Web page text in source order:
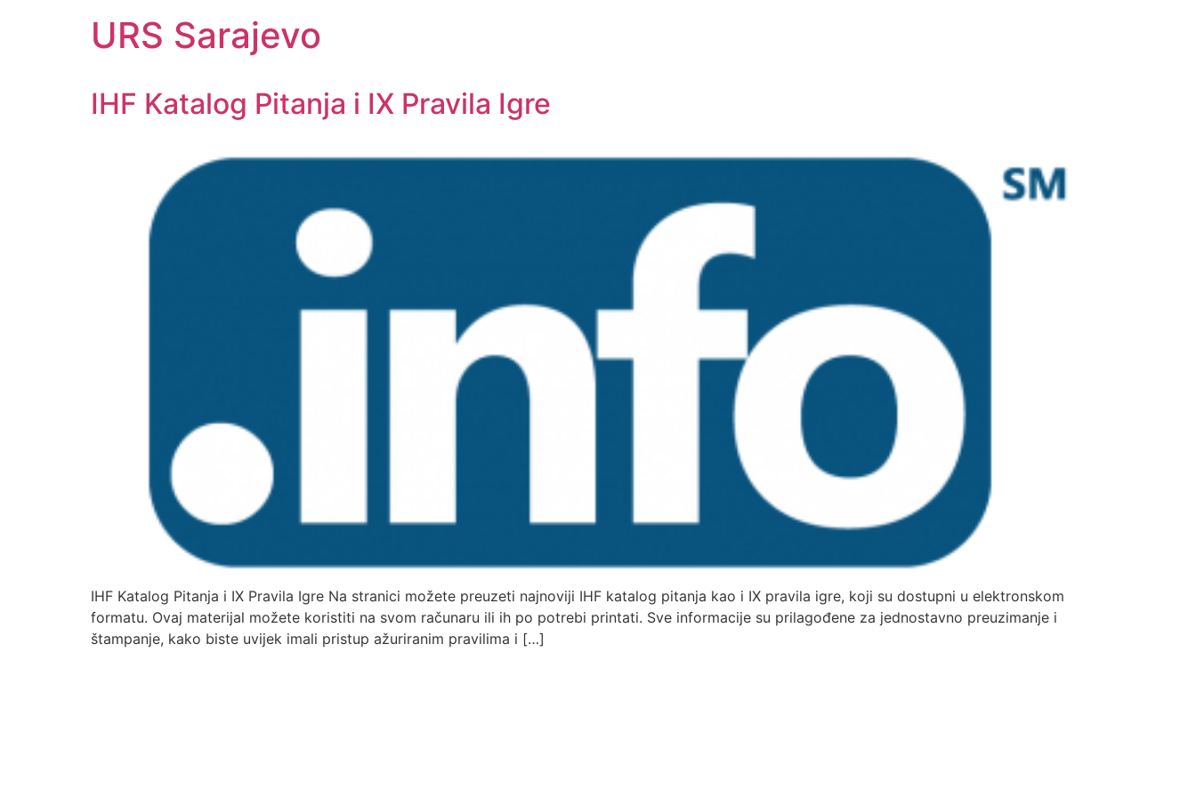
URS Sarajevo
IHF Katalog Pitanja i IX Pravila Igre
IHF Katalog Pitanja i IX Pravila Igre Na stranici možete preuzeti najnoviji IHF katalog pitanja kao i IX pravila igre, koji su dostupni u elektronskom
formatu. Ovaj materijal možete koristiti na svom računaru ili ih po potrebi printati. Sve informacije su prilagođene za jednostavno preuzimanje i
štampanje, kako biste uvijek imali pristup ažuriranim pravilima i […]